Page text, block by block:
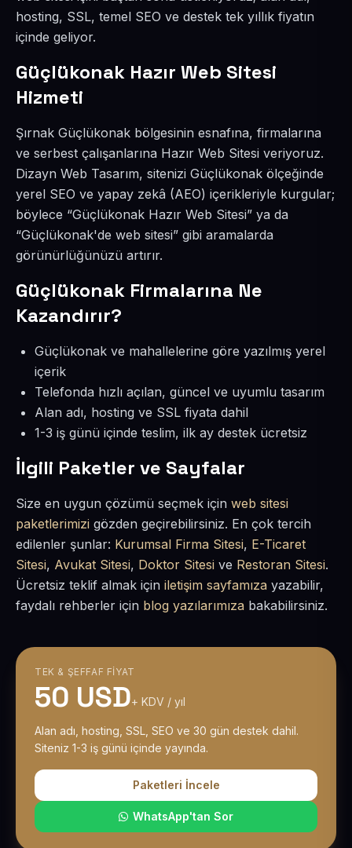
hosting, SSL, temel SEO ve destek tek yıllık fiyatın
içinde geliyor.
Güçlükonak Hazır Web Sitesi
Hizmeti
Şırnak Güçlükonak bölgesinin esnafına, firmalarına
ve serbest çalışanlarına Hazır Web Sitesi veriyoruz.
Dizayn Web Tasarım, sitenizi Güçlükonak ölçeğinde
yerel SEO ve yapay zekâ (AEO) içerikleriyle kurgular;
böylece “Güçlükonak Hazır Web Sitesi” ya da
“Güçlükonak'de web sitesi” gibi aramalarda
görünürlüğünüzü artırır.
Güçlükonak Firmalarına Ne
Kazandırır?
Güçlükonak ve mahallelerine göre yazılmış yerel
içerik
Telefonda hızlı açılan, güncel ve uyumlu tasarım
Alan adı, hosting ve SSL fiyata dahil
1-3 iş günü içinde teslim, ilk ay destek ücretsiz
İlgili Paketler ve Sayfalar
Size en uygun çözümü seçmek için web sitesi
paketlerimizi gözden geçirebilirsiniz. En çok tercih
edilenler şunlar: Kurumsal Firma Sitesi, E-Ticaret
Sitesi, Avukat Sitesi, Doktor Sitesi ve Restoran Sitesi.
Ücretsiz teklif almak için iletişim sayfamıza yazabilir,
faydalı rehberler için blog yazılarımıza bakabilirsiniz.
TEK & ŞEFFAF FIYAT
50 USD+ KDV / yıl
Alan adı, hosting, SSL, SEO ve 30 gün destek dahil.
Siteniz 1-3 iş günü içinde yayında.
Paketleri İncele
WhatsApp'tan Sor